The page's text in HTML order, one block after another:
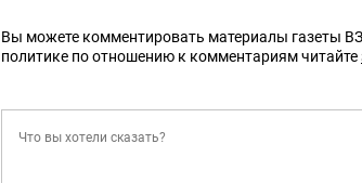
Вы можете комментировать материалы газеты
политике по отношению к комментариям читайте